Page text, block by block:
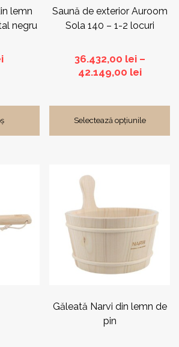
lemn
negru
Saună de exterior Auroom
Sola 140 – 1-2 locuri
36.432,00 lei –
42.149,00 lei
până
la
Selectează opțiunile
pagina
produsului.
Găleată Narvi din lemn de
pin